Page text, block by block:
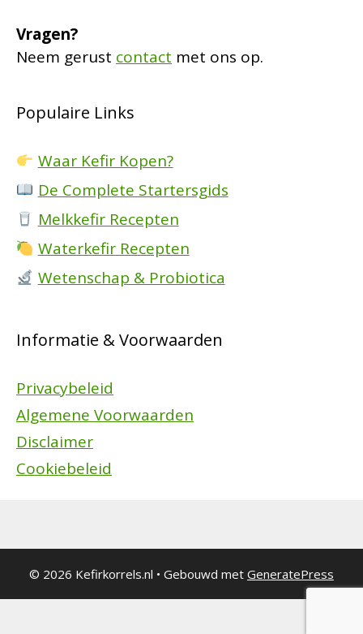
Vragen?
Neem gerust contact met ons op.
Populaire Links
Waar Kefir Kopen?
De Complete Startersgids
Melkkefir Recepten
Waterkefir Recepten
Wetenschap & Probiotica
Informatie & Voorwaarden
Privacybeleid
Algemene Voorwaarden
Disclaimer
Cookiebeleid
© 2026 Kefirkorrels.nl • Gebouwd met GeneratePress